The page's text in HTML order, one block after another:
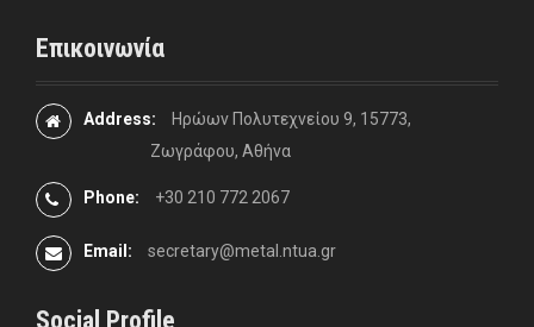
Επικοινωνία
Address:
Ηρώων Πολυτεχνείου 9, 15773,
Ζωγράφου, Αθήνα
Phone: +30 210 772 2067
Email: secretary@metal.ntua.gr
Social Profile